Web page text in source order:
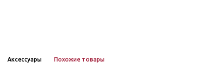
Аксессуары Похожие товары